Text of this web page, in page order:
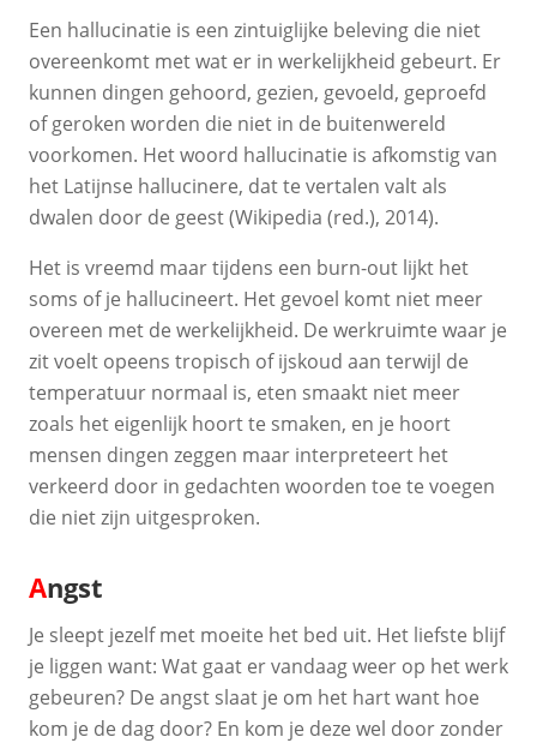
Een hallucinatie is een zintuiglijke beleving die niet
overeenkomt met wat er in werkelijkheid gebeurt. Er
kunnen dingen gehoord, gezien, gevoeld, geproefd
of geroken worden die niet in de buitenwereld
voorkomen. Het woord hallucinatie is afkomstig van
het Latijnse hallucinere, dat te vertalen valt als
dwalen door de geest (Wikipedia (red.), 2014).
Het is vreemd maar tijdens een burn-out lijkt het
soms of je hallucineert. Het gevoel komt niet meer
overeen met de werkelijkheid. De werkruimte waar je
zit voelt opeens tropisch of ijskoud aan terwijl de
temperatuur normaal is, eten smaakt niet meer
zoals het eigenlijk hoort te smaken, en je hoort
mensen dingen zeggen maar interpreteert het
verkeerd door in gedachten woorden toe te voegen
die niet zijn uitgesproken.
Angst
Je sleept jezelf met moeite het bed uit. Het liefste blijf
je liggen want: Wat gaat er vandaag weer op het werk
gebeuren? De angst slaat je om het hart want hoe
kom je de dag door? En kom je deze wel door zonder